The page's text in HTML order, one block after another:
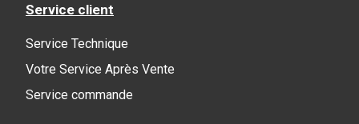
Service client
Service Technique
Votre Service Après Vente
Service commande